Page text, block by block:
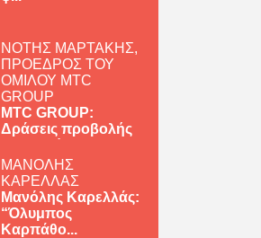
ΝΟΤΗΣ ΜΑΡΤΑΚΗΣ,
ΠΡΟΕΔΡΟΣ ΤΟΥ
ΟΜΙΛΟΥ MTC
GROUP
MTC GROUP:
Δράσεις προβολής
ΜΑΝΟΛΗΣ
ΚΑΡΕΛΛΑΣ
Μανόλης Καρελλάς:
“Όλυμπος
Καρπάθο...